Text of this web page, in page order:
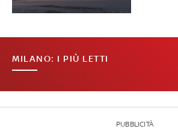
MILANO: I PIÙ LETTI
PUBBLICITÀ